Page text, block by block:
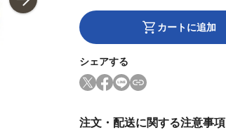
カートに追加
シェアする
注文・配送に関する注意事項